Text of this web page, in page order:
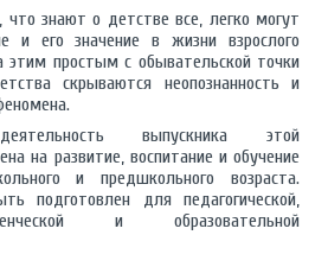
что знают о детстве все, легко могут
и его значение в жизни взрослого
этим простым с обывательской точки
скрываются неопознанность и
выпускника этой
на развитие, воспитание и обучение
и предшкольного возраста.
подготовлен для педагогической,
и образовательной